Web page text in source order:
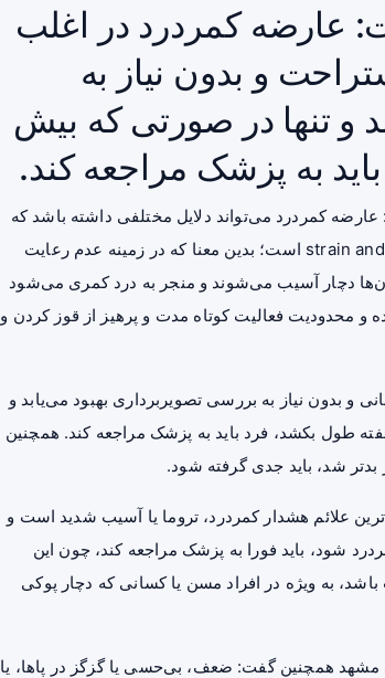
عارضه‌ کمردرد در اغلب
تا ۶ هفته‌ای استراحت و بدون نیاز به
و تنها در صورتی که بیش
کمردرد می‌تواند دلایل مختلفی داشته باشد که
شایع‌ترین علت آن کشیدگی عضلانی و تاندونی یا به اصطلاح strain and sprain است؛ بدین معنا که در زمینه عدم رعایت
دچار آسیب می‌شوند و منجر به درد کمری می‌شود
و محدودیت فعالیت کوتاه مدت و پرهیز از قوز کردن و
موارد کمردرد، با یک دوره ۴ تا ۶ هفته درمانی و بدون نیاز به بررسی تصویربرداری بهبود می‌یابد و
در صورتی که با وجود همه این اقدامات، دردکمر بیش از ۴ تا ۶ هفته طول بکشد، فرد باید به پزشک مراجعه کند. همچنین
بدتر شد، باید جدی گرفته شود.
علائم هشدار کمردرد، تروما یا آسیب شدید است و
شود، باید فورا به پزشک مراجعه کند، چون این
به‌ ویژه در افراد مسن یا کسانی که دچار پوکی
مشهد همچنین گفت: ضعف، بی‌حسی یا گزگز در پاها، یا